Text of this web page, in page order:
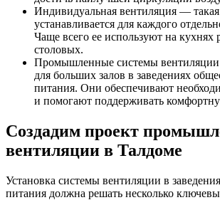
Индивидуальная вентиляция — такая
устанавливается для каждого
Чаще всего ее используют на кухнях
столовых.
Промышленные системы
для больших залов в заведениях
питания. Они обеспечивают
и помогают поддерживать
Создадим проект
вентиляции в Талдоме
Установка системы вентиляции в
питания должна решать несколько